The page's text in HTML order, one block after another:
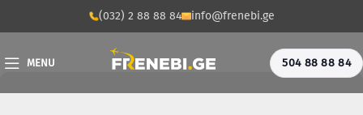
(032) 2 88 88 84 info@frenebi.ge
MENU 504 88 88 84